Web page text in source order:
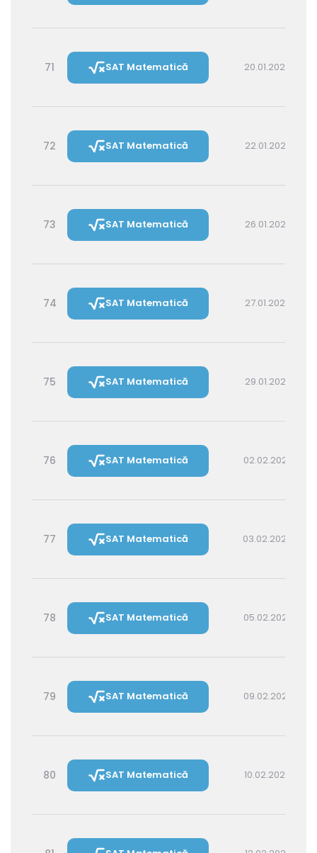
71 SAT Matematică 20.01.2027 14:30
72 SAT Matematică 22.01.2027 16:00
73 SAT Matematică 26.01.2027 16:00
74 SAT Matematică 27.01.2027 14:30
75 SAT Matematică 29.01.2027 16:00
76 SAT Matematică 02.02.2027 16:00
77 SAT Matematică 03.02.2027 14:30
78 SAT Matematică 05.02.2027 16:00
79 SAT Matematică 09.02.2027 16:00
80 SAT Matematică 10.02.2027 14:30